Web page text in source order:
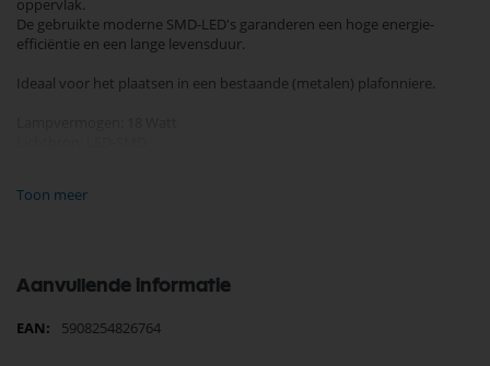
oppervlak.
De gebruikte moderne SMD-LED's garanderen een hoge energie-
efficiëntie en een lange levensduur.
Ideaal voor het plaatsen in een bestaande (metalen) plafonniere.
Kleurtemperatuur: 3000 Kelvin
Diameter: 176 mm
Toon meer
Aanvullende informatie
Meer
5908254826764